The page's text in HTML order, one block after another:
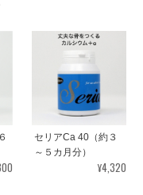
セリアCa 40（約３
～５カ月分）
¥4,320